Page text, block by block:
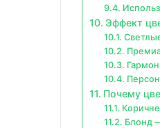
Эффект
Почему
Блонд